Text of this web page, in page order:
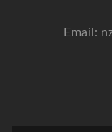
Email: